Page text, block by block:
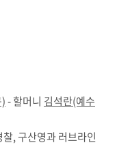
- 할머니 김석란(예수
찰, 구산영과 러브라인